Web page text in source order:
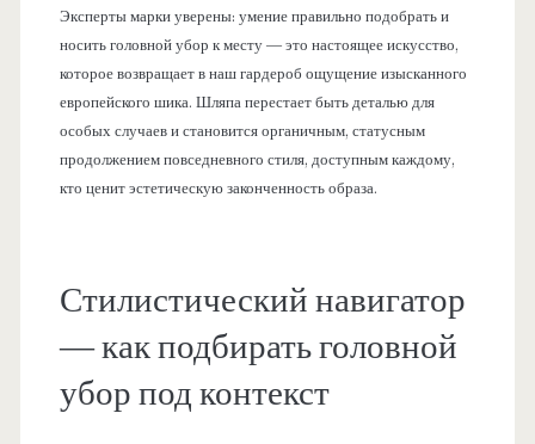
Эксперты марки уверены: умение правильно подобрать и
носить головной убор к месту — это настоящее искусство,
которое возвращает в наш гардероб ощущение изысканного
европейского шика. Шляпа перестает быть деталью для
особых случаев и становится органичным, статусным
продолжением повседневного стиля, доступным каждому,
кто ценит эстетическую законченность образа.
Стилистический навигатор
— как подбирать головной
убор под контекст